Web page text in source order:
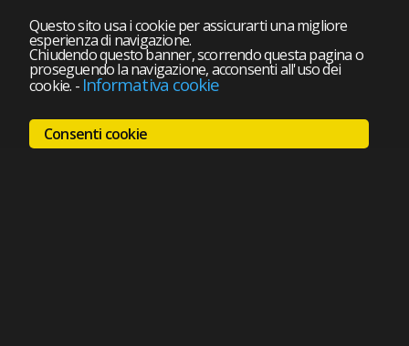
Questo sito usa i cookie per assicurarti una migliore
esperienza di navigazione.
Chiudendo questo banner, scorrendo questa pagina o
proseguendo la navigazione, acconsenti all'uso dei
cookie. - Informativa cookie
Consenti cookie